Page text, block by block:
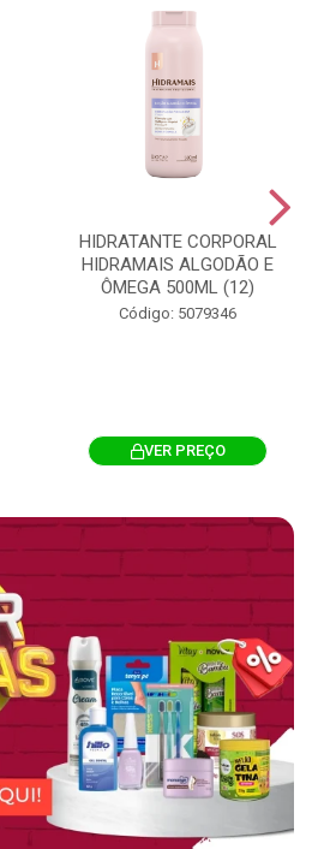
HIDRATANTE CORPORAL
HIDRAMAIS ALGODÃO E
ÔMEGA 500ML (12)
Código: 5079346
VER PREÇO